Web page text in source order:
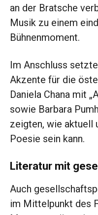
an der Bratsche
Musik zu einem
Bühnenmoment.
Im Anschluss
Akzente für die
Daniela Chana mit
sowie Barbara
zeigten, wie aktuell
Poesie sein kann.
Literatur mit
Auch
im Mittelpunkt des